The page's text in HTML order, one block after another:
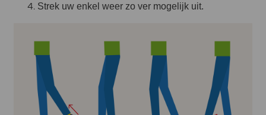
Strek uw enkel weer zo ver mogelijk uit.